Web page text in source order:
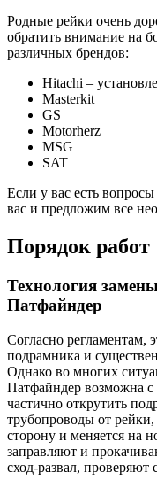
Родные рейки очень
обратить внимание на
различных брендов:
Hitachi –
Masterkit
GS
Motorherz
MSG
SAT
Если у вас есть
вас и предложим все
Порядок работ
Технология
Патфайндер
Согласно регламентам,
подрамника и
Однако во многих
Патфайндер возможна с
частично открутить
трубопроводы от
сторону и меняется на
заправляют и
сход-развал, проверяют